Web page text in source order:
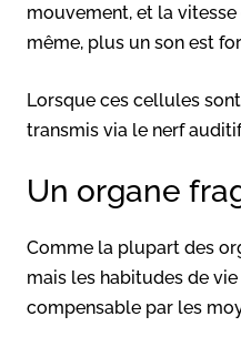
mouvement, et la
même, plus un son est
Lorsque ces cellules
transmis via le nerf
Un organe
Comme la plupart des
mais les habitudes de
compensable par les